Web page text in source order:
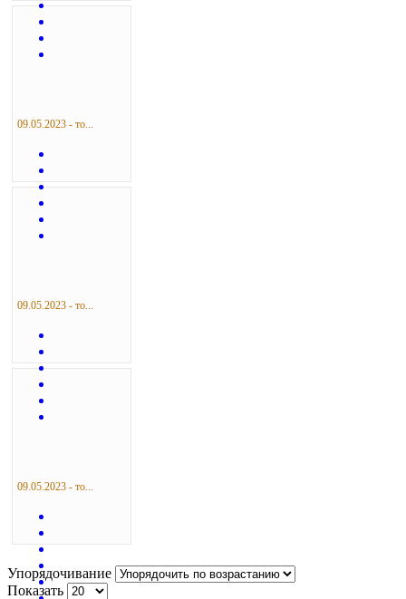
09.05.2023 - то...
09.05.2023 - то...
09.05.2023 - то...
Упорядочивание
Показать